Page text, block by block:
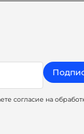
согласие на